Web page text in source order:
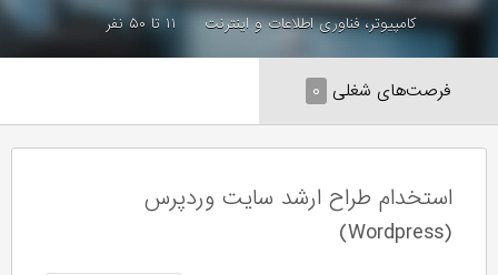
کامپیوتر، فناوری اطلاعات و اینترنت ۱۱ تا ۵۰ نفر
فرصت‌های شغلی ۰
استخدام طراح ارشد سایت وردپرس
(Wordpress)